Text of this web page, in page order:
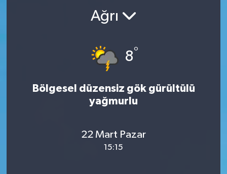
Ağrı
8°
Bölgesel düzensiz gök gürültülü
yağmurlu
22 Mart Pazar
15:15